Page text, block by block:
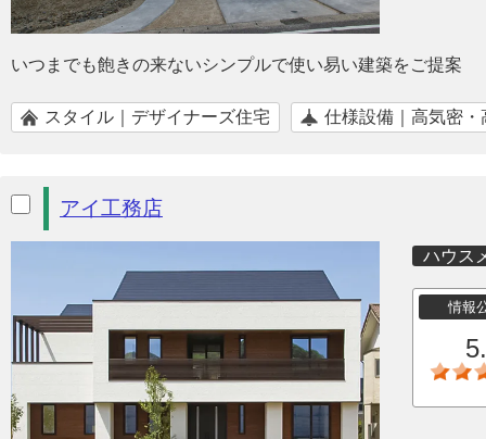
いつまでも飽きの来ないシンプルで使い易い建築をご提案
スタイル｜デザイナーズ住宅 仕様設備｜高気密・
アイ工務店
ハウス
情報